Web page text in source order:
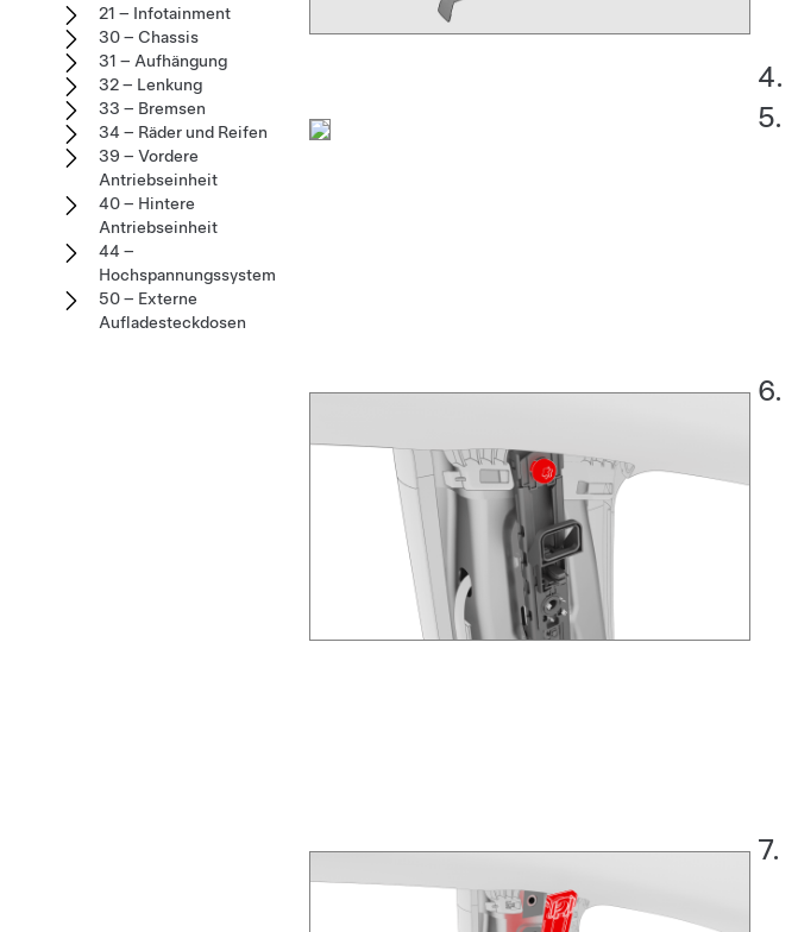
21 – Infotainment
30 – Chassis
31 – Aufhängung
32 – Lenkung
33 – Bremsen
34 – Räder und Reifen
39 – Vordere
Antriebseinheit
40 – Hintere
Antriebseinheit
44 –
Hochspannungssystem
50 – Externe
Aufladesteckdosen